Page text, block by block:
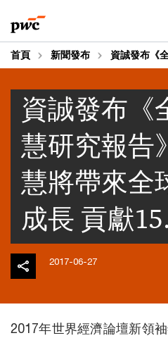
to
content
to
footer
首頁 新聞發布 資誠發布《
資誠發布《
慧研究報告
慧將帶來全
成長 貢獻
2017-06-27
2017年世界經濟論壇新領